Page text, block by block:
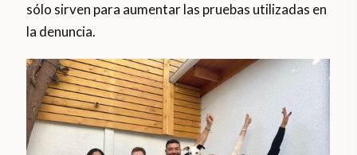
sólo sirven para aumentar las pruebas utilizadas en
la denuncia.